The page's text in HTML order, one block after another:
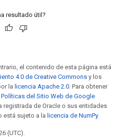
resultado útil?
el contenido de esta página está
4.0 de Creative Commons y los
la licencia Apache 2.0. Para obtener
Políticas del Sitio Web de Google
registrada de Oracle o sus entidades
está sujeto a la licencia de NumPy.
(UTC).